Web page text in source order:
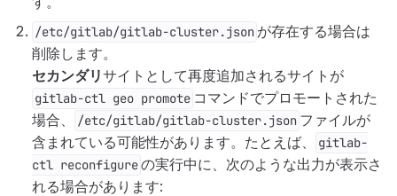
/etc/gitlab/gitlab-cluster.json が存在する場合は
削除します。
セカンダリサイトとして再度追加されるサイトが
gitlab-ctl geo promote コマンドでプロモートされた
場合、
/etc/gitlab/gitlab-cluster.json ファイルが
含まれている可能性があります。たとえば、
gitlab-
ctl reconfigureの実行中に、次のような出力が表示さ
れる場合があります: